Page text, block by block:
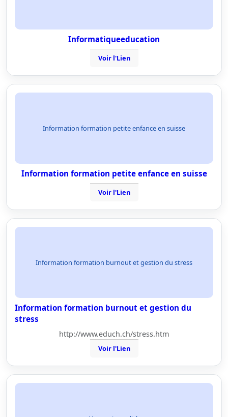
Informatiqueeducation
Voir l'Lien
Information formation petite enfance en suisse
Information formation petite enfance en suisse
Voir l'Lien
Information formation burnout et gestion du stress
Information formation burnout et gestion du
stress
http://www.educh.ch/stress.htm
Voir l'Lien